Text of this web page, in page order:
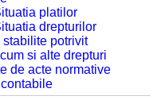
platilor
drepturilor
potrivit
si alte drepturi
de acte normative